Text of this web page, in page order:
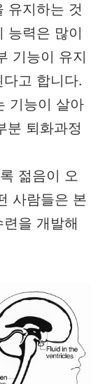
유지하는 것
능력은 많이
기능이 유지
고 합니다.
기능이 살아
분 퇴화과정
젊음이 오
사람들은 본
을 개발해